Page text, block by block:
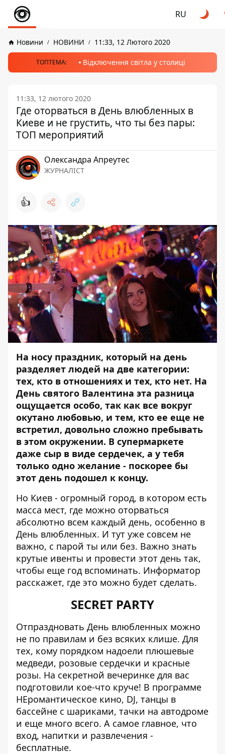
RU
Новини НОВИНИ 11:33, 12 Лютого 2020
ТОПТЕМА: Відключення світла у столиці
11:33, 12 лютого 2020
Где оторваться в День влюбленных в
Киеве и не грустить, что ты без пары:
ТОП мероприятий
Олександра Апреутес
ЖУРНАЛІСТ
👍
На носу праздник, который на день
разделяет людей на две категории:
тех, кто в отношениях и тех, кто нет. На
День святого Валентина эта разница
ощущается особо, так как все вокруг
окутано любовью, и тем, кто ее еще не
встретил, довольно сложно пребывать
в этом окружении. В супермаркете
даже сыр в виде сердечек, а у тебя
только одно желание - поскорее бы
этот день подошел к концу.
Но Киев - огромный город, в котором есть
масса мест, где можно оторваться
абсолютно всем каждый день, особенно в
День влюбленных. И тут уже совсем не
важно, с парой ты или без. Важно знать
крутые ивенты и провести этот день так,
чтобы еще год вспоминать. Информатор
расскажет, где это можно будет сделать.
SECRET PARTY
Отпраздновать День влюбленных можно
не по правилам и без всяких клише. Для
тех, кому порядком надоели плюшевые
медведи, розовые сердечки и красные
розы. На секретной вечеринке для вас
подготовили кое-что круче! В программе
НЕромантическое кино, DJ, танцы в
бассейне с шариками, тачки на автодроме
и еще много всего. А самое главное, что
вход, напитки и развлечения -
бесплатные.